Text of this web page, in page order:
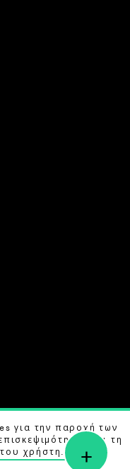
RESERVED.
BYB LABS
για την παροχή των
και τη
του χρήστη. Μάθετε
+